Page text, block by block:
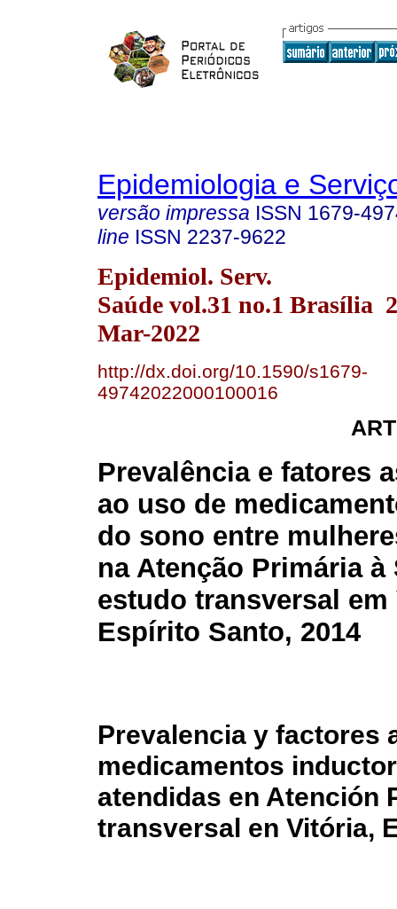
Epidemiologia e
versão impressa ISSN 1679-
line ISSN 2237-9622
Epidemiol. Serv.
Saúde vol.31 no.1 Brasília
Mar-2022
http://dx.doi.org/10.1590/s1679-
49742022000100016
Prevalência e fatores
ao uso de
do sono entre
na Atenção Primária à
estudo transversal em
Espírito Santo, 2014
Prevalencia y factores
medicamentos
atendidas en Atención
transversal en Vitória,